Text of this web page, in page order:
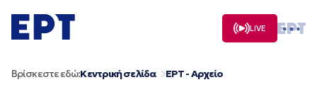
σε
περιεχόμενο
LIVE
Βρίσκεστε εδώ:Κεντρική σελίδα ΕΡΤ - Αρχείο